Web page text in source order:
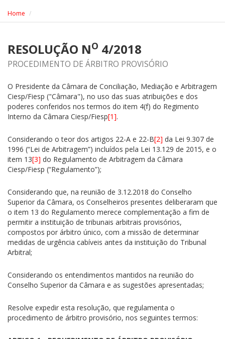
Home
RESOLUÇÃO NO 4/2018
PROCEDIMENTO DE ÁRBITRO PROVISÓRIO
O Presidente da Câmara de Conciliação, Mediação e Arbitragem
Ciesp/Fiesp ("Câmara"), no uso das suas atribuições e dos
poderes conferidos nos termos do item 4(f) do Regimento
Interno da Câmara Ciesp/Fiesp[1].
Considerando o teor dos artigos 22-A e 22-B[2] da Lei 9.307 de
1996 (“Lei de Arbitragem”) incluídos pela Lei 13.129 de 2015, e o
item 13[3] do Regulamento de Arbitragem da Câmara
Ciesp/Fiesp (“Regulamento”);
Considerando que, na reunião de 3.12.2018 do Conselho
Superior da Câmara, os Conselheiros presentes deliberaram que
o item 13 do Regulamento merece complementação a fim de
permitir a instituição de tribunais arbitrais provisórios,
compostos por árbitro único, com a missão de determinar
medidas de urgência cabíveis antes da instituição do Tribunal
Arbitral;
Considerando os entendimentos mantidos na reunião do
Conselho Superior da Câmara e as sugestões apresentadas;
Resolve expedir esta resolução, que regulamenta o
procedimento de árbitro provisório, nos seguintes termos: